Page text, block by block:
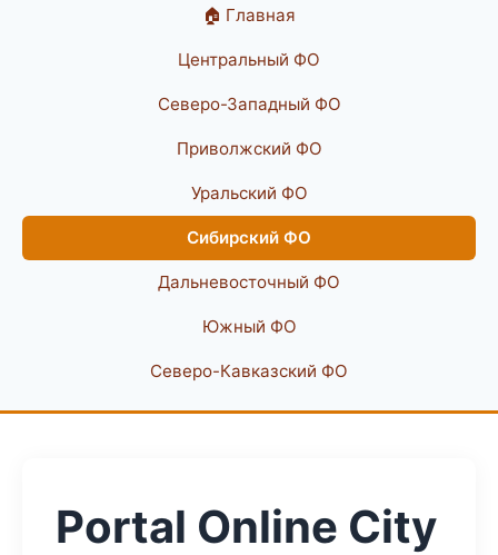
🏠 Главная
Центральный ФО
Северо-Западный ФО
Приволжский ФО
Уральский ФО
Сибирский ФО
Дальневосточный ФО
Южный ФО
Северо-Кавказский ФО
Portal Online City